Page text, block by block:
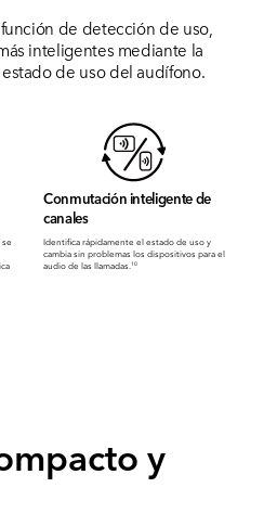
de detección de uso,
inteligentes mediante la
de uso del audífono.
Conmutación inteligente de
canales
Identifica rápidamente el estado de uso y
cambia sin problemas los dispositivos para el
audio de las llamadas.10
y